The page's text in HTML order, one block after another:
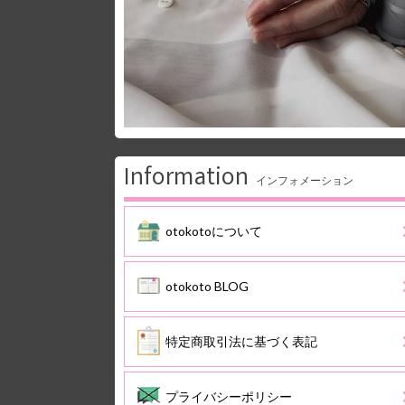
Information インフォメーション
otokotoについて
otokoto BLOG
特定商取引法に基づく表記
プライバシーポリシー